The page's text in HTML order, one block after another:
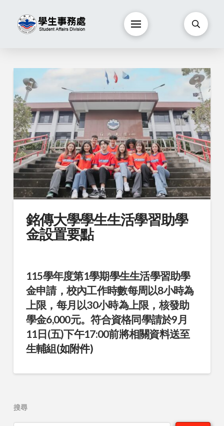
銘傳大學學生生活學習助學
金設置要點
115學年度第1學期學生生活學習助學
金申請，校內工作時數每周以8小時為
上限，每月以30小時為上限，核發助
學金6,000元。符合資格同學請於9月
11日(五)下午17:00前將相關資料送至
生輔組(如附件)
搜尋